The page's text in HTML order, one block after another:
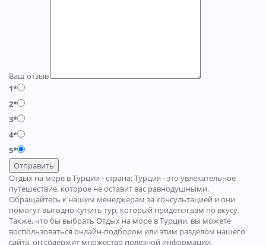
Ваш отзыв
1*
2*
3*
4*
5*
Отправить
Отдых на море в Турции - страна: Турция - это увлекательное
путешествие, которое не оставит вас равнодушными.
Обращайтесь к нашим менеджерам за консультацией и они
помогут выгодно купить тур, который придется вам по вкусу.
Также, что бы выбрать Отдых на море в Турции, вы можете
воспользоваться онлайн-подбором или этим разделом нашего
сайта, он содержит множество полезной информации.